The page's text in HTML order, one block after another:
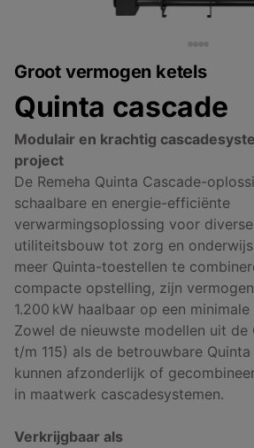
Groot vermogen ketels
Quinta cascade
Modulair en krachtig
project
De Remeha Quinta Cascade-
schaalbare en energie-efficiënte
verwarmingsoplossing voor
utiliteitsbouw tot zorg en
meer Quinta-toestellen te
compacte opstelling, zijn
1.200 kW haalbaar op een
Zowel de nieuwste modellen uit de
t/m 115) als de betrouwbare Quinta
kunnen afzonderlijk of
in maatwerk cascadesystemen.
Verkrijgbaar als